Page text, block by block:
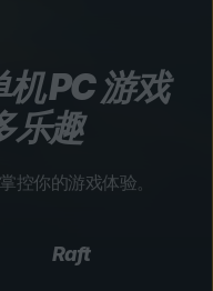
PC 游戏
乐趣
控你的游戏体验。
Raft